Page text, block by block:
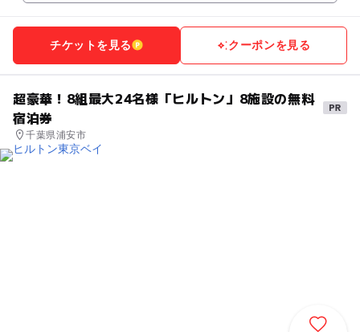
チケットを見る クーポンを見る
超豪華！8組最大24名様「ヒルトン」8施設の無料
宿泊券
千葉県浦安市